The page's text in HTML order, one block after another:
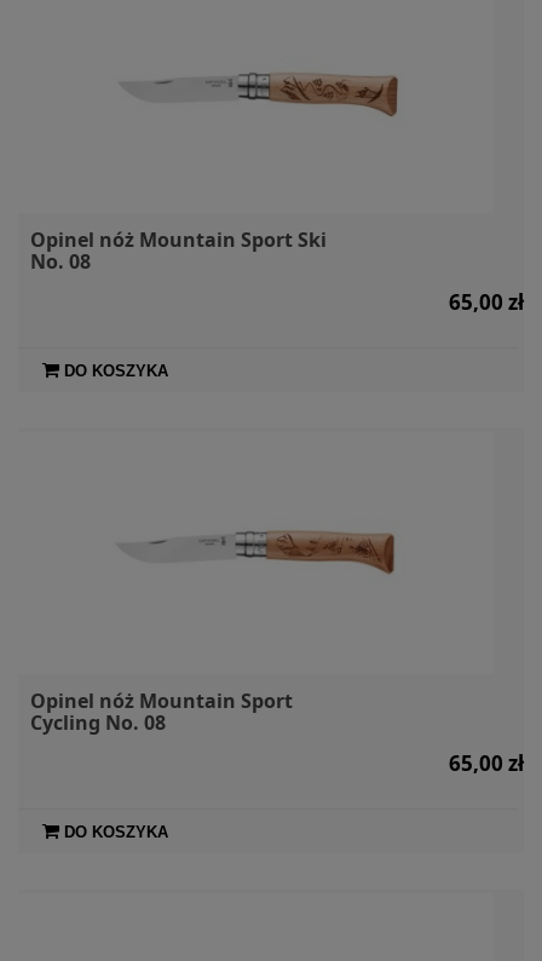
Opinel nóż Mountain Sport Ski
No. 08
65,00 zł
DO KOSZYKA
Opinel nóż Mountain Sport
Cycling No. 08
65,00 zł
DO KOSZYKA